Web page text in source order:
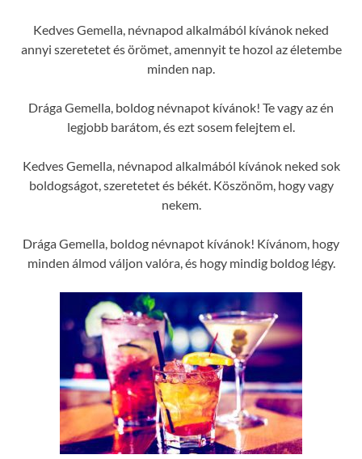
Kedves Gemella, névnapod alkalmából kívánok neked
annyi szeretetet és örömet, amennyit te hozol az életembe
minden nap.
Drága Gemella, boldog névnapot kívánok! Te vagy az én
legjobb barátom, és ezt sosem felejtem el.
Kedves Gemella, névnapod alkalmából kívánok neked sok
boldogságot, szeretetet és békét. Köszönöm, hogy vagy
nekem.
Drága Gemella, boldog névnapot kívánok! Kívánom, hogy
minden álmod váljon valóra, és hogy mindig boldog légy.